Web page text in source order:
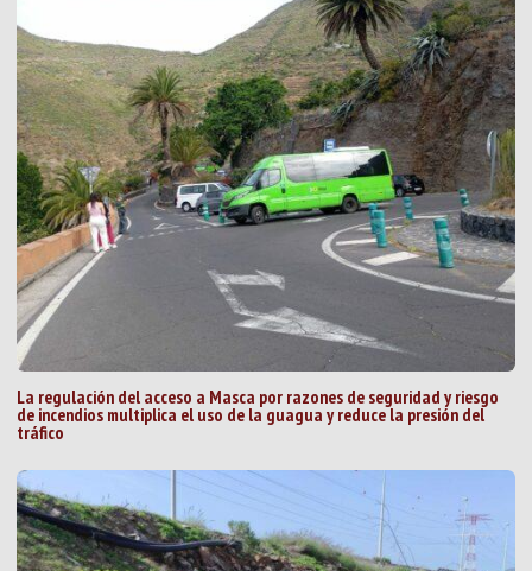
La regulación del acceso a Masca por razones de seguridad y riesgo
de incendios multiplica el uso de la guagua y reduce la presión del
tráfico